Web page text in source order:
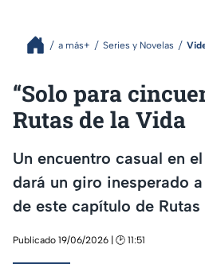
a más+ Series y Novelas
“Solo para
Rutas de la Vida
Un encuentro casual en
dará un giro inesperado
de este capítulo de
Publicado 19/06/2026 | 🕑 11:51